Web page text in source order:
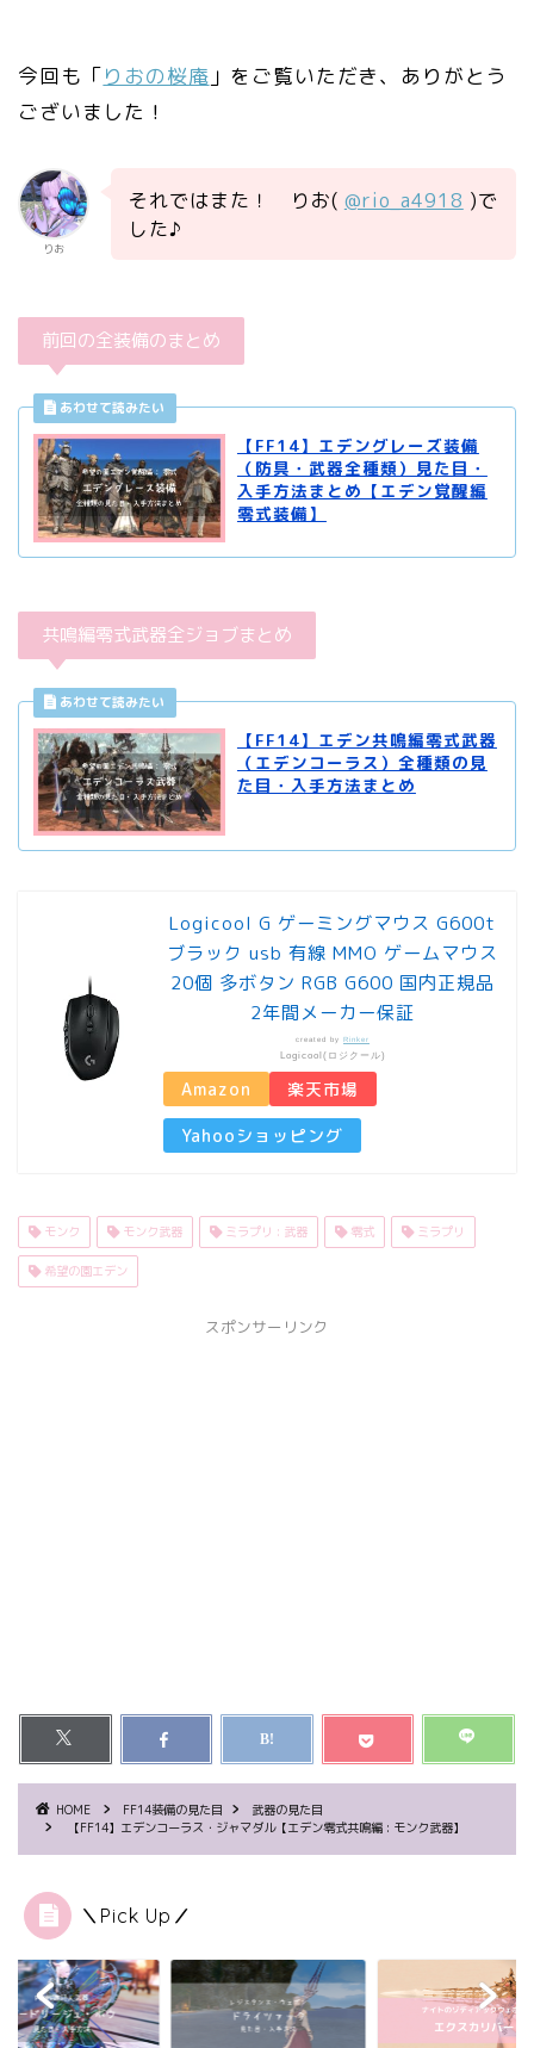
今回も「りおの桜庵 」をご覧いただき、ありがとう
ございました！
りお
それではまた！ りお( @rio_a4918 )で
した♪
前回の全装備のまとめ
【FF14】エデングレーズ装備
（防具・武器全種類）見た目・
入手方法まとめ【エデン覚醒編
零式装備】
共鳴編零式武器全ジョブまとめ
【FF14】エデン共鳴編零式武器
（エデンコーラス）全種類の見
た目・入手方法まとめ
Logicool G ゲーミングマウス G600t
ブラック usb 有線 MMO ゲームマウス
20個 多ボタン RGB G600 国内正規品
2年間メーカー保証
created by Rinker
Logicool(ロジクール)
Amazon 楽天市場
Yahooショッピング
モンク モンク武器 ミラプリ : 武器 零式 ミラプリ
希望の園エデン
スポンサーリンク
HOME FF14装備の見た目
武器の見た目
【FF14】エデンコーラス・ジャマダル【エデン零式共鳴編 : モンク武器】
＼Pick Up／